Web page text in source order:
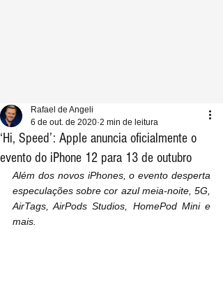
‘Hi, Speed’: Apple anuncia oficialmente o
evento do iPhone 12 para 13 de outubro
Rafael de Angeli
6 de out. de 2020 2 min de leitura
Além dos novos iPhones, o evento desperta
especulações sobre cor azul meia-noite, 5G,
AirTags, AirPods Studios, HomePod Mini e
mais.